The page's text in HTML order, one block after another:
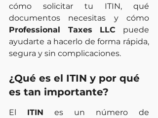
cómo solicitar tu ITIN, qué
Professional Taxes LLC puede
ayudarte a hacerlo de forma rápida,
segura y sin complicaciones.
¿Qué es el ITIN y por qué
es tan importante?
El ITIN es un número de